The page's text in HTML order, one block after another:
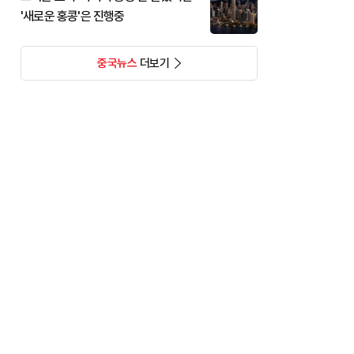
'새로운 홍콩'은 진행중
중국뉴스더보기